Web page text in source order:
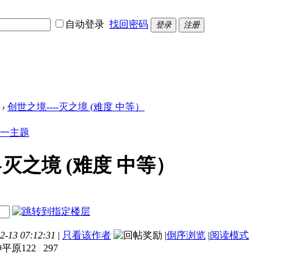
自动登录 找回密码 登录 注册
› 创世之境----灭之境 (难度 中等）
之境 (难度 中等）
13 07:12:31 | 只看该作者 |倒序浏览 |阅读模式
原122 297